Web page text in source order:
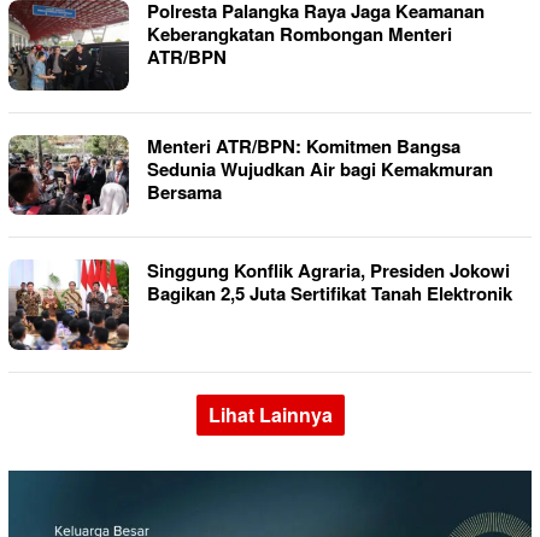
Polresta Palangka Raya Jaga Keamanan
Keberangkatan Rombongan Menteri
ATR/BPN
Menteri ATR/BPN: Komitmen Bangsa
Sedunia Wujudkan Air bagi Kemakmuran
Bersama
Singgung Konflik Agraria, Presiden Jokowi
Bagikan 2,5 Juta Sertifikat Tanah Elektronik
Lihat Lainnya